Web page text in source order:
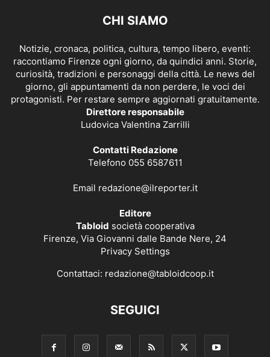
CHI SIAMO
Notizie, cronaca, politica, cultura, tempo libero, eventi:
raccontiamo Firenze ogni giorno, da quindici anni. Storie,
curiosità, tradizioni e personaggi della città. Le news del
giorno, gli appuntamenti da non perdere, le voci dei
protagonisti. Per restare sempre aggiornati gratuitamente.
Direttore responsabile
Ludovica Valentina Zarrilli
Contatti Redazione
Telefono 055 6587611
Email redazione@ilreporter.it
Editore
Tabloid società cooperativa
Firenze, Via Giovanni dalle Bande Nere, 24
Privacy Settings
Contattaci: redazione@tabloidcoop.it
SEGUICI